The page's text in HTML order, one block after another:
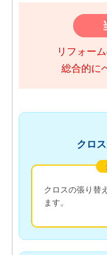
リフォー
総合的に
クロ
クロスの張り替
ます。